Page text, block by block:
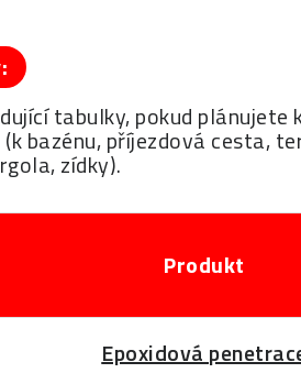
tabulky, pokud plánujete
(k bazénu, příjezdová cesta,
zídky).
Produkt
Epoxidová